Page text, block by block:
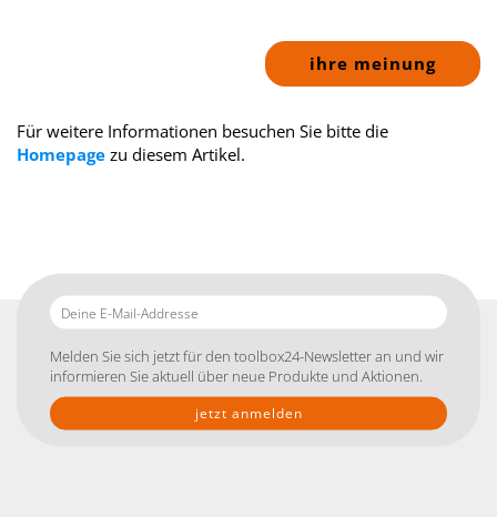
ihre meinung
Für weitere Informationen besuchen Sie bitte die
Homepage zu diesem Artikel.
Deine
E-
Addresse
Melden Sie sich jetzt für den toolbox24-Newsletter an und wir
informieren Sie aktuell über neue Produkte und Aktionen.